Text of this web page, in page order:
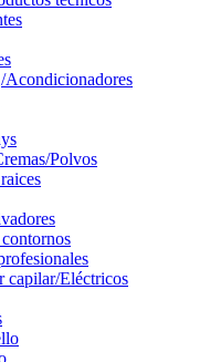
Acondicionadores
Polvos
capilar/Eléctricos